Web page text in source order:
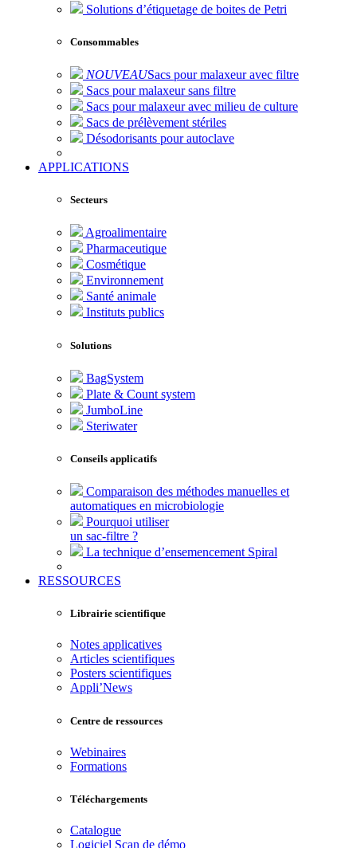
Solutions d’étiquetage de boites de Petri
Consommables
NOUVEAUSacs pour malaxeur avec filtre
Sacs pour malaxeur sans filtre
Sacs pour malaxeur avec milieu de culture
Sacs de prélèvement stériles
Désodorisants pour autoclave
APPLICATIONS
Secteurs
Agroalimentaire
Pharmaceutique
Cosmétique
Environnement
Santé animale
Instituts publics
Solutions
BagSystem
Plate & Count system
JumboLine
Steriwater
Conseils applicatifs
Comparaison des méthodes manuelles et
automatiques en microbiologie
Pourquoi utiliser
un sac-filtre ?
La technique d’ensemencement Spiral
RESSOURCES
Librairie scientifique
Notes applicatives
Articles scientifiques
Posters scientifiques
Appli’News
Centre de ressources
Webinaires
Formations
Téléchargements
Catalogue
Logiciel Scan de démo